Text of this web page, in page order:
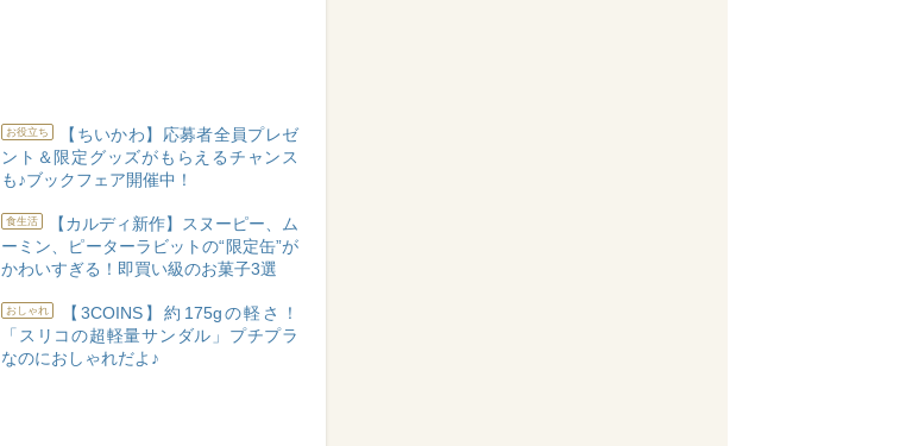
お役立ち
【ちいかわ】応募者全員プレゼ
ント＆限定グッズがもらえるチャンス
も♪ブックフェア開催中！
食生活
【カルディ新作】スヌーピー、ム
ーミン、ピーターラビットの“限定缶”が
かわいすぎる！即買い級のお菓子3選
おしゃれ
【3COINS】約175gの軽さ！
「スリコの超軽量サンダル」プチプラ
なのにおしゃれだよ♪